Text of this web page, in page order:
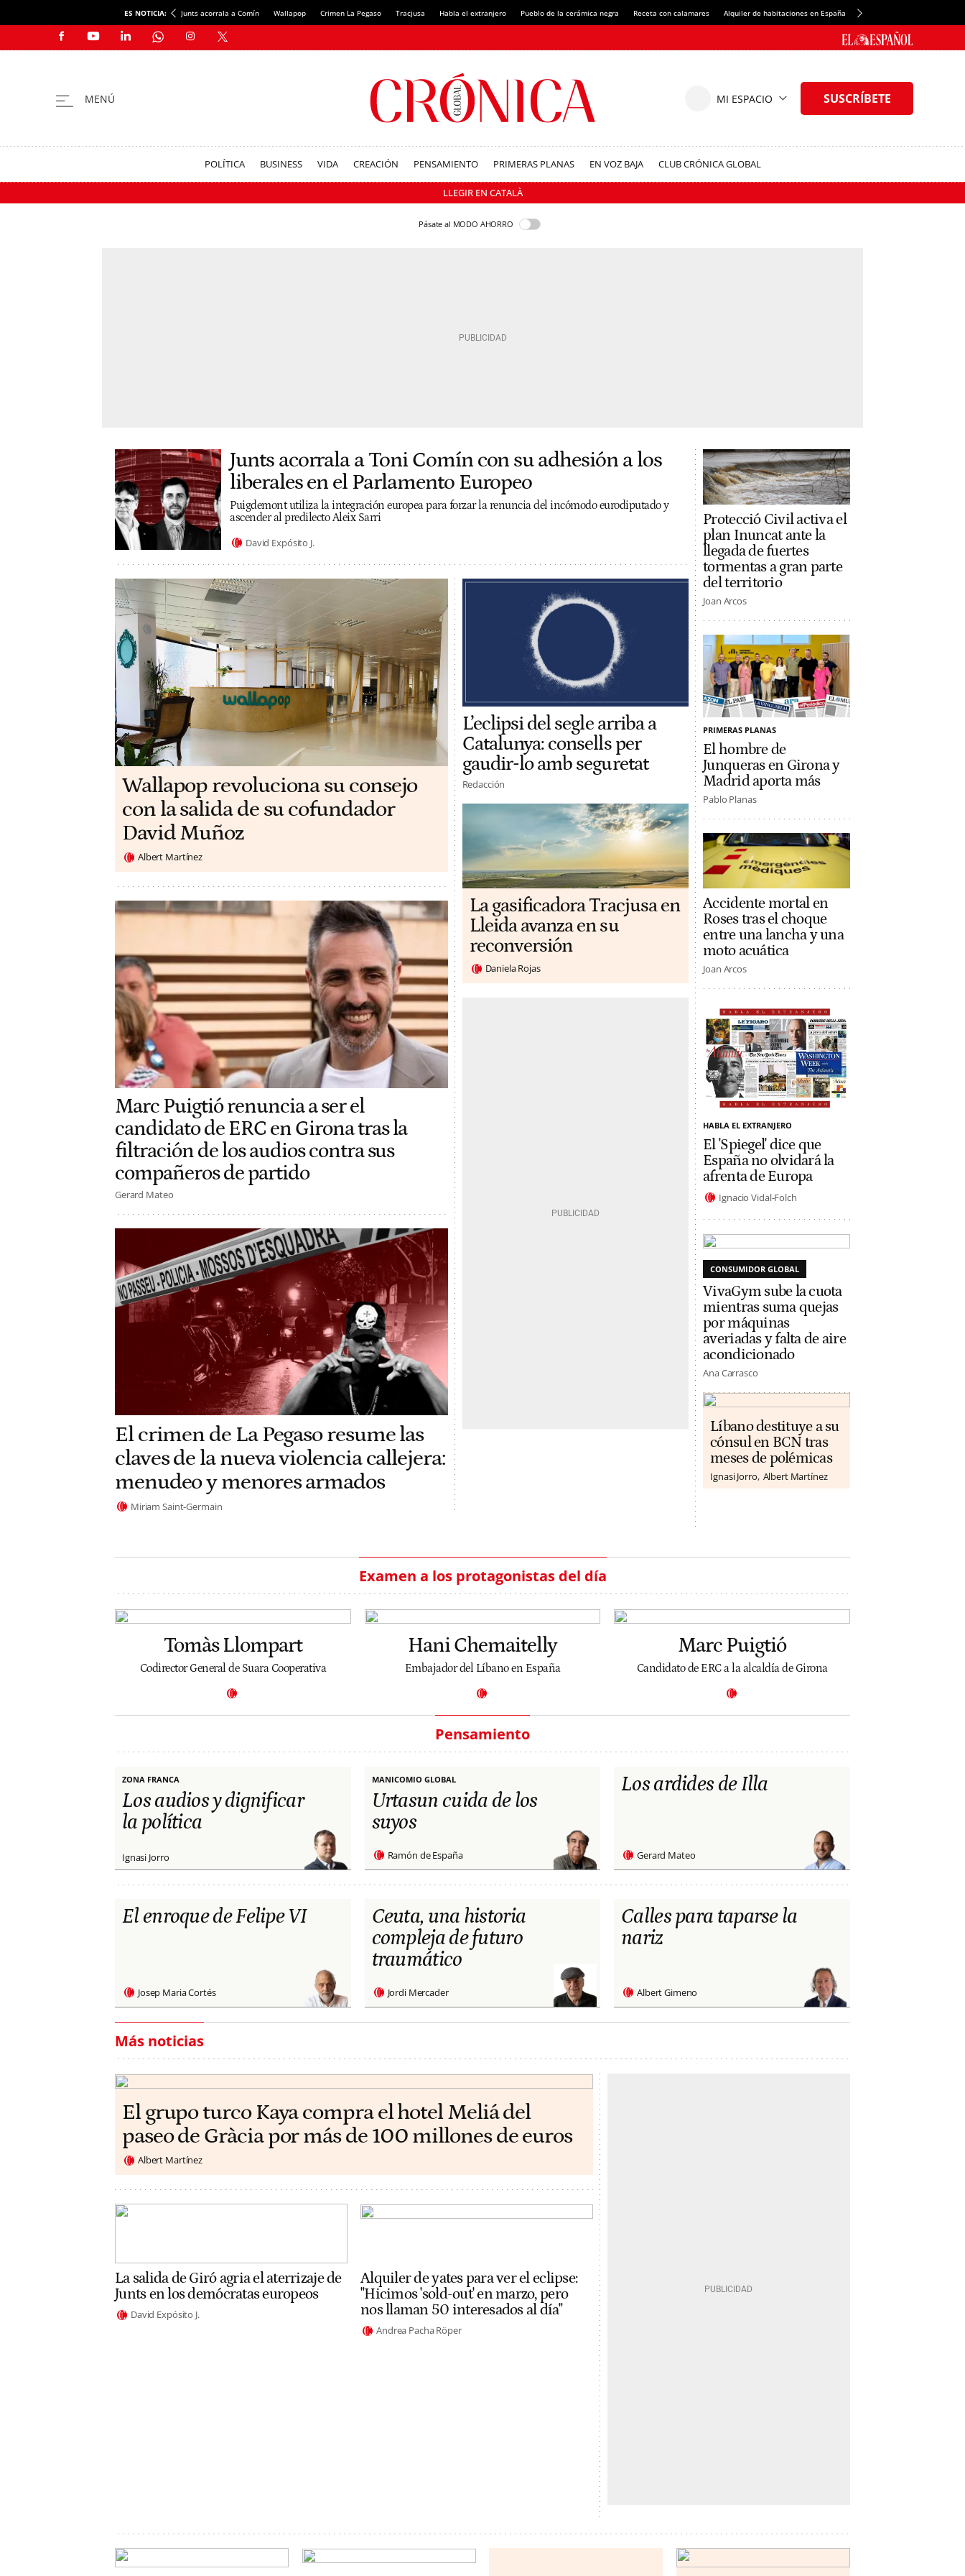
ES NOTICIA: Junts acorrala a Comín Wallapop Crimen La Pegaso Tracjusa Habla el extranjero Pueblo de la cerámica negra Receta con calamares Alquiler de habitaciones en España Crédito del Spotify Camp Nou
POLÍTICA BUSINESS VIDA CREACIÓN PENSAMIENTO PRIMERAS PLANAS EN VOZ BAJA CLUB CRÓNICA GLOBAL
LLEGIR EN CATALÀ
Pásate al MODO AHORRO
Junts acorrala a Toni Comín con su adhesión a los
liberales en el Parlamento Europeo
Puigdemont utiliza la integración europea para forzar la renuncia del incómodo eurodiputado y
ascender al predilecto Aleix Sarri
David Expósito J.
Wallapop revoluciona su consejo
con la salida de su cofundador
David Muñoz
Albert Martínez
Marc Puigtió renuncia a ser el
candidato de ERC en Girona tras la
filtración de los audios contra sus
compañeros de partido
Gerard Mateo
El crimen de La Pegaso resume las
claves de la nueva violencia callejera:
menudeo y menores armados
Miriam Saint-Germain
L’eclipsi del segle arriba a
Catalunya: consells per
gaudir-lo amb seguretat
Redacción
La gasificadora Tracjusa en
Lleida avanza en su
reconversión
Daniela Rojas
Protecció Civil activa el
plan Inuncat ante la
llegada de fuertes
tormentas a gran parte
del territorio
Joan Arcos
PRIMERAS PLANAS
El hombre de
Junqueras en Girona y
Madrid aporta más
Pablo Planas
Accidente mortal en
Roses tras el choque
entre una lancha y una
moto acuática
Joan Arcos
HABLA EL EXTRANJERO
El 'Spiegel' dice que
España no olvidará la
afrenta de Europa
Ignacio Vidal-Folch
CONSUMIDOR GLOBAL
VivaGym sube la cuota
mientras suma quejas
por máquinas
averiadas y falta de aire
acondicionado
Ana Carrasco
Líbano destituye a su
cónsul en BCN tras
meses de polémicas
Ignasi Jorro Albert Martínez
Examen a los protagonistas del día
Tomàs Llompart
Codirector General de Suara Cooperativa
Hani Chemaitelly
Embajador del Líbano en España
Marc Puigtió
Candidato de ERC a la alcaldía de Girona
Pensamiento
ZONA FRANCA
Los audios y dignificar
la política
Ignasi Jorro
MANICOMIO GLOBAL
Urtasun cuida de los
suyos
Ramón de España
Los ardides de Illa
Gerard Mateo
El enroque de Felipe VI
Josep Maria Cortés
Ceuta, una historia
compleja de futuro
traumático
Jordi Mercader
Calles para taparse la
nariz
Albert Gimeno
Más noticias
El grupo turco Kaya compra el hotel Meliá del
paseo de Gràcia por más de 100 millones de euros
Albert Martínez
La salida de Giró agria el aterrizaje de
Junts en los demócratas europeos
David Expósito J.
Alquiler de yates para ver el eclipse:
"Hicimos 'sold-out' en marzo, pero
nos llaman 50 interesados al día"
Andrea Pacha Röper